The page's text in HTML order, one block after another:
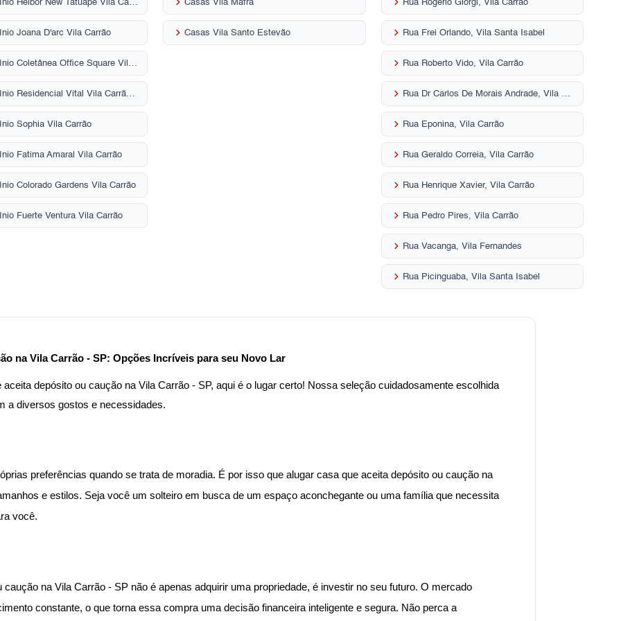
Condomínio Helbor New Tatuapé Vila Carrão
Joana D'arc Vila Carrão
Condomínio Coletânea Office Square Vila Carrão
Condomínio Residencial Vital Vila Carrão Vila Carrão
Sophia Vila Carrão
Fatima Amaral Vila Carrão
Colorado Gardens Vila Carrão
Fuerte Ventura Vila Carrão
Casas Vila Mafra
keyboard_arrow_right Casas Vila Santo Estevão
Rua Rogerio Giorgi, Vila Carrão
keyboard_arrow_right Rua Frei Orlando, Vila Santa Isabel
keyboard_arrow_right Rua Roberto Vido, Vila Carrão
keyboard_arrow_right Rua Dr Carlos De Morais Andrade, Vila Carrão
keyboard_arrow_right Rua Eponina, Vila Carrão
keyboard_arrow_right Rua Geraldo Correia, Vila Carrão
keyboard_arrow_right Rua Henrique Xavier, Vila Carrão
keyboard_arrow_right Rua Pedro Pires, Vila Carrão
keyboard_arrow_right Rua Vacanga, Vila Fernandes
keyboard_arrow_right Rua Picinguaba, Vila Santa Isabel
na Vila Carrão - SP: Opções Incríveis para seu Novo Lar
depósito ou caução na Vila Carrão - SP, aqui é o lugar certo! Nossa seleção cuidadosamente escolhida
a diversos gostos e necessidades.
preferências quando se trata de moradia. É por isso que alugar casa que aceita depósito ou caução na
e estilos. Seja você um solteiro em busca de um espaço aconchegante ou uma família que necessita
você.
caução na Vila Carrão - SP não é apenas adquirir uma propriedade, é investir no seu futuro. O mercado
constante, o que torna essa compra uma decisão financeira inteligente e segura. Não perca a